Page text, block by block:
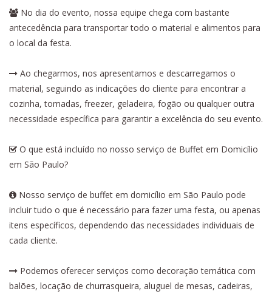
No dia do evento, nossa equipe chega com bastante
antecedência para transportar todo o material e alimentos para
o local da festa.
Ao chegarmos, nos apresentamos e descarregamos o
material, seguindo as indicações do cliente para encontrar a
cozinha, tomadas, freezer, geladeira, fogão ou qualquer outra
necessidade específica para garantir a excelência do seu evento.
O que está incluído no nosso serviço de Buffet em Domicílio
em São Paulo?
Nosso serviço de buffet em domicílio em São Paulo pode
incluir tudo o que é necessário para fazer uma festa, ou apenas
itens específicos, dependendo das necessidades individuais de
cada cliente.
Podemos oferecer serviços como decoração temática com
balões, locação de churrasqueira, aluguel de mesas, cadeiras,